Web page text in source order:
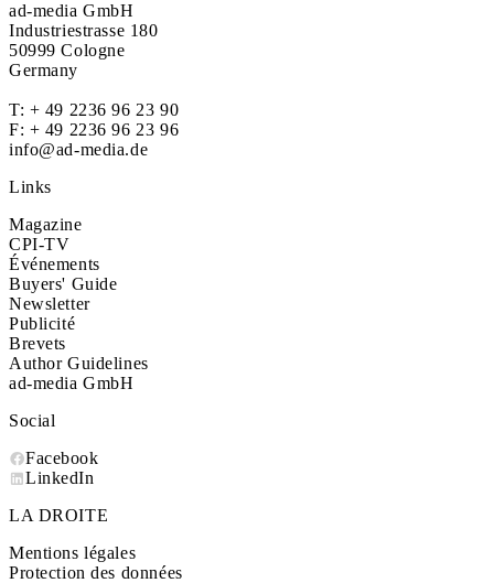
ad-media GmbH
Industriestrasse 180
50999 Cologne
Germany
T: + 49 2236 96 23 90
F: + 49 2236 96 23 96
info@ad-media.de
Links
Magazine
CPI-TV
Événements
Buyers' Guide
Newsletter
Publicité
Brevets
Author Guidelines
ad-media GmbH
Social
Facebook
LinkedIn
LA DROITE
Mentions légales
Protection des données